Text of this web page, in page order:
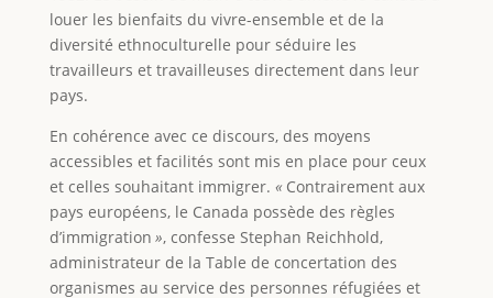
louer les bienfaits du vivre-ensemble et de la
diversité ethnoculturelle pour séduire les
travailleurs et travailleuses directement dans leur
pays.
En cohérence avec ce discours, des moyens
accessibles et facilités sont mis en place pour ceux
et celles souhaitant immigrer. « Contrairement aux
pays européens, le Canada possède des règles
d’immigration », confesse Stephan Reichhold,
administrateur de la Table de concertation des
organismes au service des personnes réfugiées et